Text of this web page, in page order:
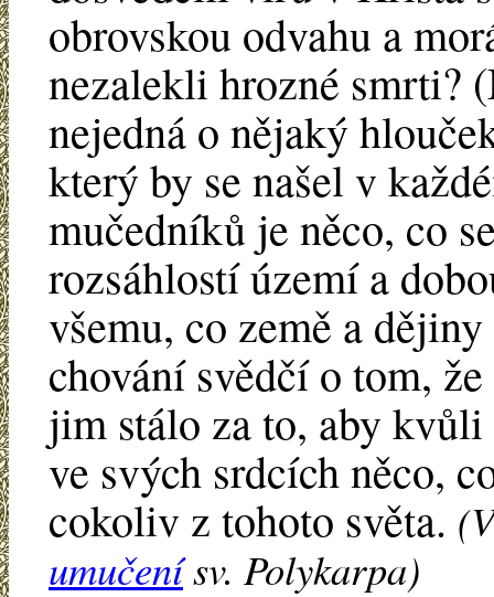
obrovskou odvahu a
nezalekli hrozné smrti?
nejedná o nějaký
který by se našel v
mučedníků je něco, co
rozsáhlostí území a
všemu, co země a
chování svědčí o tom,
jim stálo za to, aby
ve svých srdcích něco,
cokoliv z tohoto světa.
umučenísv. Polykarpa)